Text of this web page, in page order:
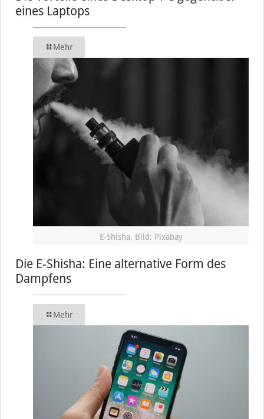
eines Laptops
Mehr
E-Shisha, Bild: Pixabay
Die E-Shisha: Eine alternative Form des
Dampfens
Mehr